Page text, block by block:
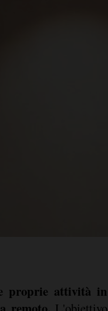
proprie attività in